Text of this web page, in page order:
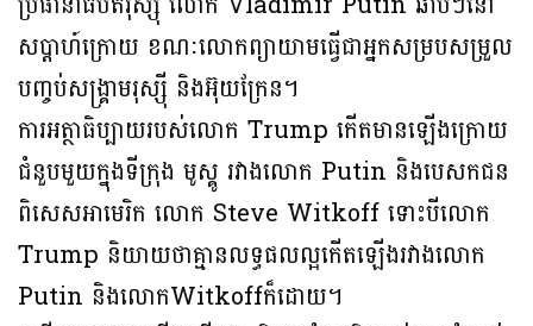
សប្តាហ៍ក្រោយ ខណៈលោកព្យាយាមធ្វើជាអ្នកសម្របសម្រួល
បញ្ចប់សង្គ្រាមរុស្ស៊ី និងអ៊ុយក្រែន។
ការអត្ថាធិប្បាយរបស់លោក Trump កើតមានឡើងក្រោយ
ជំនួបមួយក្នុងទីក្រុង មូស្គូ រវាងលោក Putin និងបេសកជន
ពិសេសអាមេរិក លោក Steve Witkoff ទោះបីលោក
Trump និយាយថាគ្មានលទ្ធផលល្អកើតឡើងរវាងលោក
Putin និងលោកWitkoffក៏ដោយ។